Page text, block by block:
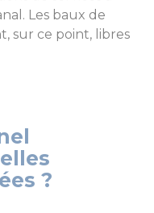
Les baux de
sur ce point, libres
?